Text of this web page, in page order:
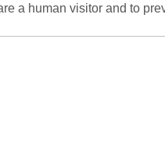
a human visitor and to